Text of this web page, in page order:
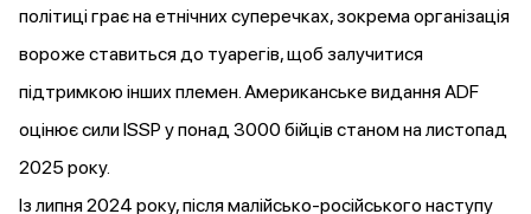
політиціграєна етнічних суперечках, зокрема організація
вороже ставиться до туарегів, щоб залучитися
підтримкою інших племен. Американське видання ADF
оцінюєсили ISSP у понад 3000 бійців станом на листопад
2025 року.
Із липня 2024 року, після малійсько-російського наступу